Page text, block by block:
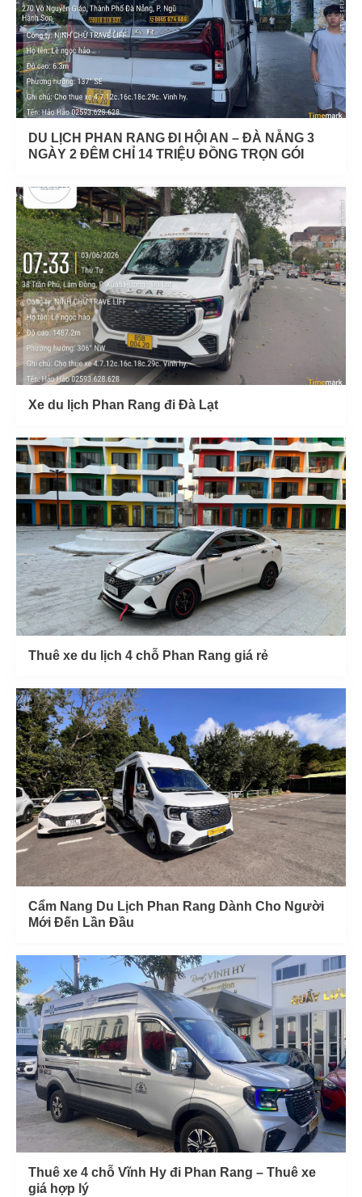
DU LỊCH PHAN RANG ĐI HỘI AN – ĐÀ NẴNG 3
NGÀY 2 ĐÊM CHỈ 14 TRIỆU ĐỒNG TRỌN GÓI
Xe du lịch Phan Rang đi Đà Lạt
Thuê xe du lịch 4 chỗ Phan Rang giá rẻ
Cẩm Nang Du Lịch Phan Rang Dành Cho Người
Mới Đến Lần Đầu
Thuê xe 4 chỗ Vĩnh Hy đi Phan Rang – Thuê xe
giá hợp lý